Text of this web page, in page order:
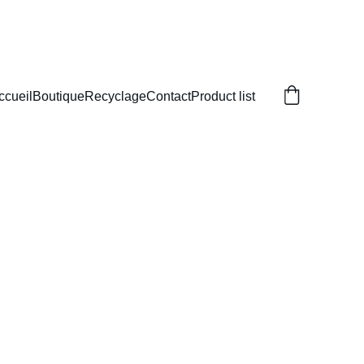
BoutiqueRecyclageContactProduct list